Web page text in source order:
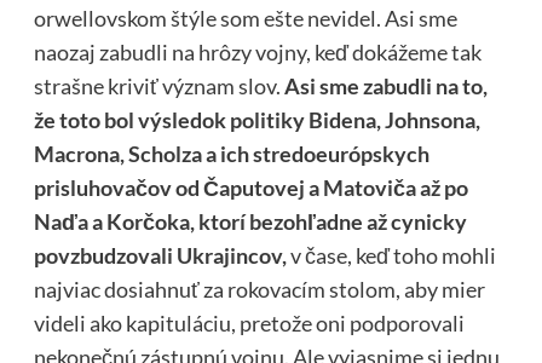
orwellovskom štýle som ešte nevidel. Asi sme
naozaj zabudli na hrôzy vojny, keď dokážeme tak
strašne kriviť význam slov.Asi sme zabudli na to,
že toto bol výsledok politiky Bidena, Johnsona,
Macrona, Scholza a ich stredoeurópskych
prisluhovačov od Čaputovej a Matoviča až po
Naďa a Korčoka, ktorí bezohľadne až cynicky
povzbudzovali Ukrajincov,v čase, keď toho mohli
najviac dosiahnuť za rokovacím stolom, aby mier
videli ako kapituláciu, pretože oni podporovali
nekonečnú zástupnú vojnu. Ale vyjasnime si jednu